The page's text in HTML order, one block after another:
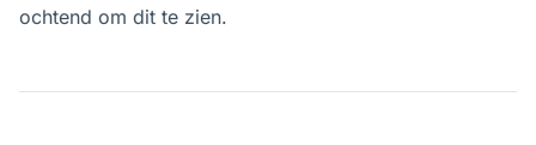
ochtend om dit te zien.